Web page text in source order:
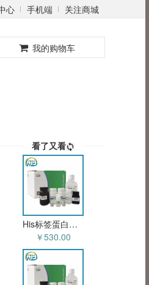
心 手机端 关注商城
我的购物车
看了又看
His标签蛋白纯化试剂盒 HZD5201
￥530.00